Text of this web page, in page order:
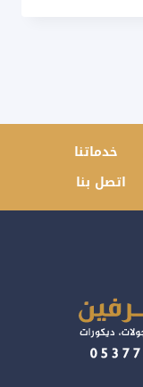
خدماتنا
اتصل بنا